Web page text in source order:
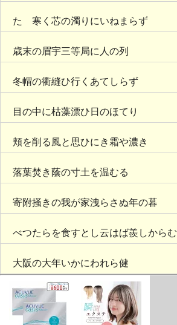
たゞ寒く芯の濁りにいねまらず
歳末の眉宇三等局に人の列
冬帽の衢縫ひ行くあてしらず
目の中に枯藻漂ひ日のほてり
頬を削る風と思ひにき霜や濃き
落葉焚き蔭の寸土を温むる
寄附掻きの我が家洩らさぬ年の暮
べつたらを食すとし云はば羨しからむ
大阪の大年いかにわれら健